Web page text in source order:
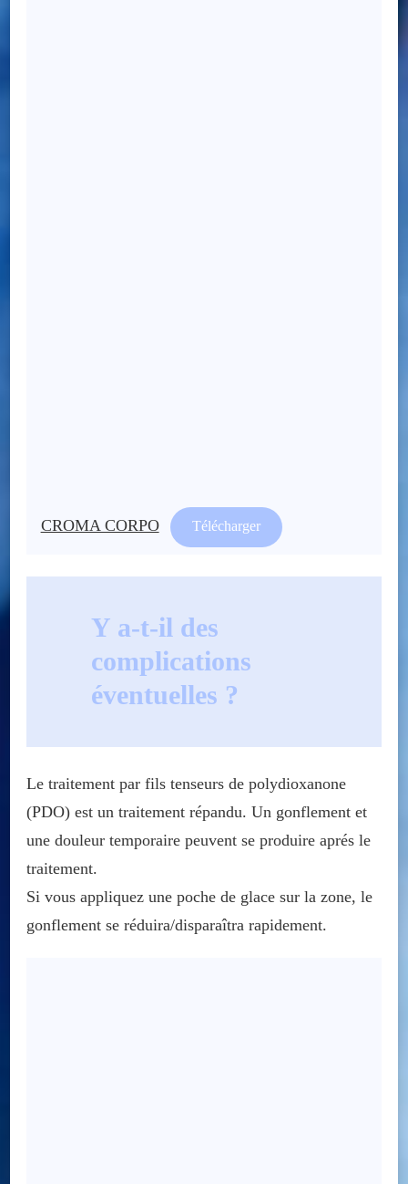
CROMA CORPO Télécharger
Y a-t-il des
complications
éventuelles ?
Le traitement par fils tenseurs de polydioxanone
(PDO) est un traitement répandu. Un gonflement et
une douleur temporaire peuvent se produire aprés le
traitement.
Si vous appliquez une poche de glace sur la zone, le
gonflement se réduira/disparaîtra rapidement.